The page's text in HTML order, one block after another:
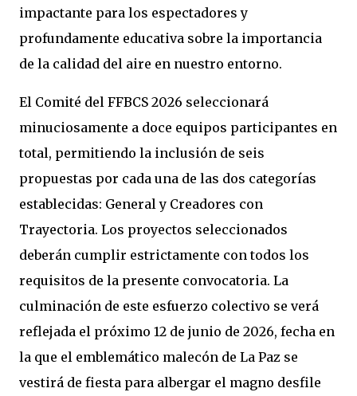
impactante para los espectadores y
profundamente educativa sobre la importancia
de la calidad del aire en nuestro entorno.
El Comité del FFBCS 2026 seleccionará
minuciosamente a doce equipos participantes en
total, permitiendo la inclusión de seis
propuestas por cada una de las dos categorías
establecidas: General y Creadores con
Trayectoria. Los proyectos seleccionados
deberán cumplir estrictamente con todos los
requisitos de la presente convocatoria. La
culminación de este esfuerzo colectivo se verá
reflejada el próximo 12 de junio de 2026, fecha en
la que el emblemático malecón de La Paz se
vestirá de fiesta para albergar el magno desfile